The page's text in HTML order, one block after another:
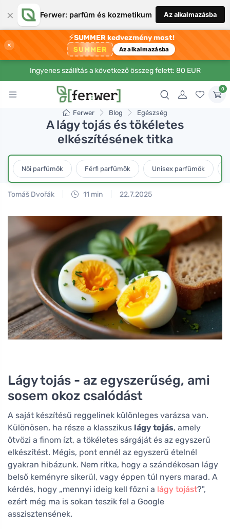
× Ferwer: parfüm és kozmetikum Az alkalmazásba
×
⚡SUMMER kedvezmény most!
SUMMER Az alkalmazásba
Ingyenes szállítás a következő összeg felett: 80 EUR
0
Ferwer Blog Egészség
A lágy tojás és tökéletes
elkészítésének titka
Női parfümök Férfi parfümök Unisex parfümök
Tomáš Dvořák 11 min 22.7.2025
Lágy tojás - az egyszerűség, ami
sosem okoz csalódást
A saját készítésű reggelinek különleges varázsa van.
Különösen, ha része a klasszikus lágy tojás, amely
ötvözi a finom ízt, a tökéletes sárgáját és az egyszerű
elkészítést. Mégis, pont ennél az egyszerű ételnél
gyakran hibázunk. Nem ritka, hogy a szándékosan lágy
belső keményre sikerül, vagy éppen túl nyers marad. A
kérdés, hogy „mennyi ideig kell főzni a lágy tojást?",
ezért még ma is sokan teszik fel a Google
asszisztensének.